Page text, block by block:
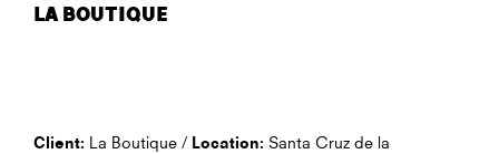
la boutique
Client: La Boutique / Location: Santa Cruz de la